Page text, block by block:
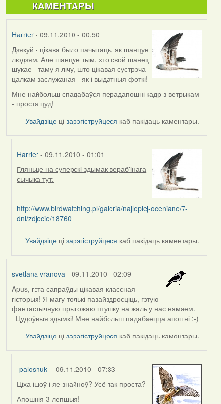
КАМЕНТАРЫ
Harrier- 09.11.2010 - 00:50
Дзякуй - цікава было пачытаць, як шанцуе
людзям. Але шанцуе тым, хто свой шанец
шукае - таму я лічу, што цікавая сустрэча
цалкам заслужаная - як і выдатныя фоткі!
Мне найбольш спадабаўся перадапошні кадр з ветрыкам
- проста цуд!
Увайдзіце цізарэгіструйцеся каб пакідаць каментары.
Harrier - 09.11.2010 - 01:01
In
reply
Harrier
Гляньце на суперскі здымак вераб'інага
сычыка тут:
http://www.birdwatching.pl/galeria/najlepiej-oceniane/7-
dni/zdjecie/18760
Увайдзіце цізарэгіструйцеся каб пакідаць каментары.
svetlana vranova - 09.11.2010 - 02:09
Apus, гэта сапраўды цікавая классная
гісторыя! Я магу толькі пазайздросціць, гэтую
фантастычную прыгожаю птушку на жаль у нас нямаем.
Цудоўныя здымкі! Мне найбольш падабаецца апошні :-)
Увайдзіце цізарэгіструйцеся каб пакідаць каментары.
-paleshuk- - 09.11.2010 - 07:33
In
reply
Ціха ішоў і яе знайноў? Усё так проста?
Апошнія 3 лепшыя!